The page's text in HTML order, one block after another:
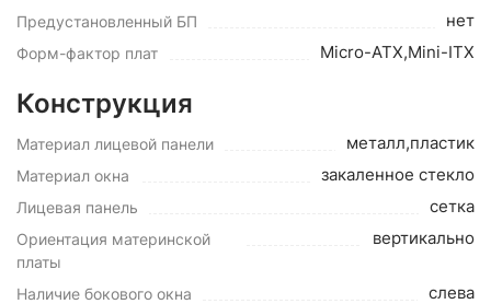
Предустановленный БП нет
Форм-фактор плат Micro-ATX,Mini-ITX
Конструкция
Материал лицевой панели металл,пластик
Материал окна закаленное стекло
Лицевая панель сетка
Ориентация материнской
платы
вертикально
Наличие бокового окна слева